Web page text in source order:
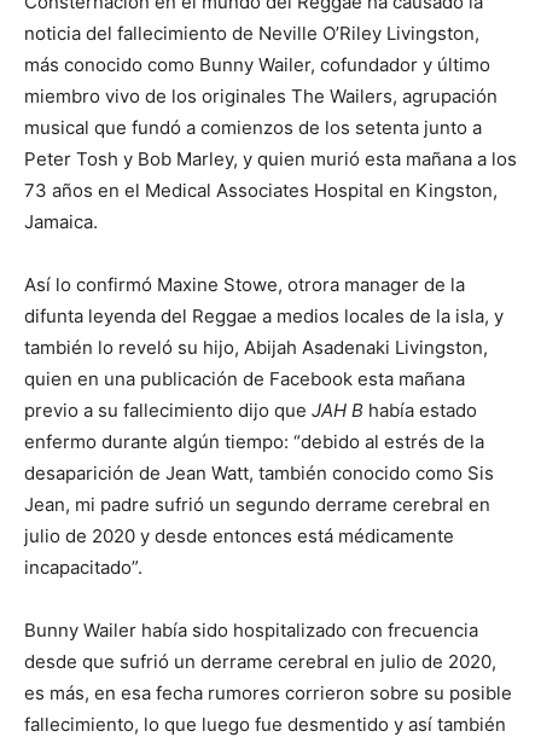
noticia del fallecimiento de Neville O’Riley Livingston,
más conocido como Bunny Wailer, cofundador y último
miembro vivo de los originales The Wailers, agrupación
musical que fundó a comienzos de los setenta junto a
Peter Tosh y Bob Marley, y quien murió esta mañana a los
73 años en el Medical Associates Hospital en Kingston,
Jamaica.
Así lo confirmó Maxine Stowe, otrora manager de la
difunta leyenda del Reggae a medios locales de la isla, y
también lo reveló su hijo, Abijah Asadenaki Livingston,
quien en una publicación de Facebook esta mañana
previo a su fallecimiento dijo que JAH B había estado
enfermo durante algún tiempo: “debido al estrés de la
desaparición de Jean Watt, también conocido como Sis
Jean, mi padre sufrió un segundo derrame cerebral en
julio de 2020 y desde entonces está médicamente
incapacitado”.
Bunny Wailer había sido hospitalizado con frecuencia
desde que sufrió un derrame cerebral en julio de 2020,
es más, en esa fecha rumores corrieron sobre su posible
fallecimiento, lo que luego fue desmentido y así también